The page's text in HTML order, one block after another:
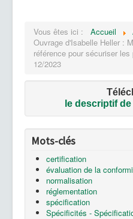
Vous êtes ici : Accueil
Ouvrage d'Isabelle Heller :
référence pour sécuriser
12/2023
le descriptif de
Mots-clés
certification
évaluation de la
normalisation
réglementation
spécification
Spécificités -